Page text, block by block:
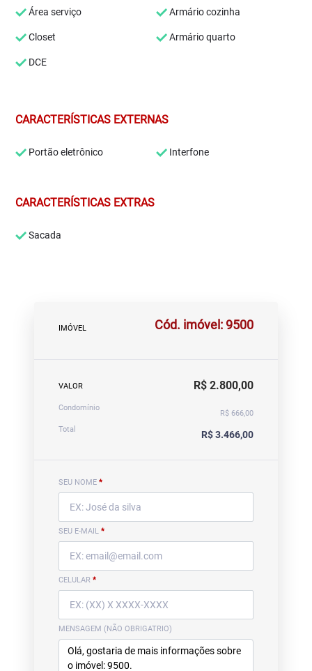
Área serviço Armário cozinha
Closet Armário quarto
DCE
CARACTERÍSTICAS EXTERNAS
Portão eletrônico Interfone
CARACTERÍSTICAS EXTRAS
Sacada
IMÓVEL Cód. imóvel: 9500
VALOR R$ 2.800,00
Condomínio
R$ 666,00
Total
R$ 3.466,00
SEU NOME *
SEU E-MAIL *
CELULAR *
MENSAGEM (NÃO OBRIGATRIO)